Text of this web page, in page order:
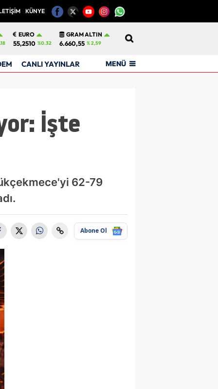
KÜNYE
EURO
55,2510 %0.32
GRAM ALTIN
6.660,55 % 2,59
CANLI YAYINLAR MENÜ
İşte
62-79
Abone Ol